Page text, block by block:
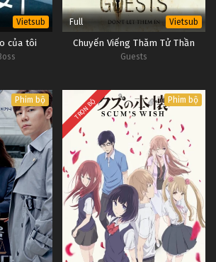
Vietsub
của tôi
Full Vietsub
Chuyến Viếng Thăm Tử Thần
Guests
Phim bộ TRỌN BỘ Phim bộ